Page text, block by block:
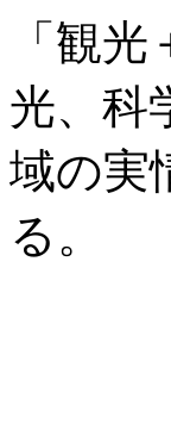
「観
光、科
域の実
る。